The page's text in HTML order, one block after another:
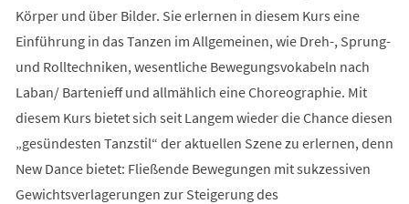
Körper und über Bilder. Sie erlernen in diesem Kurs eine
Einführung in das Tanzen im Allgemeinen, wie Dreh-, Sprung-
und Rolltechniken, wesentliche Bewegungsvokabeln nach
Laban/ Bartenieff und allmählich eine Choreographie. Mit
diesem Kurs bietet sich seit Langem wieder die Chance diesen
„gesündesten Tanzstil“ der aktuellen Szene zu erlernen, denn
New Dance bietet: Fließende Bewegungen mit sukzessiven
Gewichtsverlagerungen zur Steigerung des